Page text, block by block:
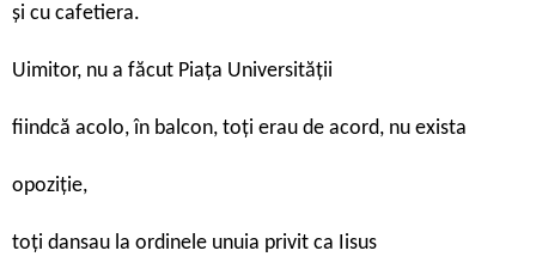
și cu cafetiera.
Uimitor, nu a făcut Piața Universității
fiindcă acolo, în balcon, toți erau de acord, nu exista
opoziție,
toți dansau la ordinele unuia privit ca Iisus